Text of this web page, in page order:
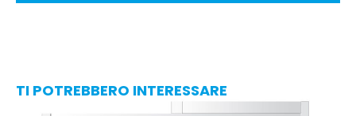
TI POTREBBERO INTERESSARE